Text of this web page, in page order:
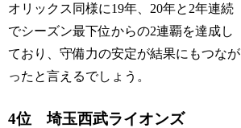
オリックス同様に19年、20年と2年連続
でシーズン最下位からの2連覇を達成し
ており、守備力の安定が結果にもつなが
ったと言えるでしょう。
4位 埼玉西武ライオンズ